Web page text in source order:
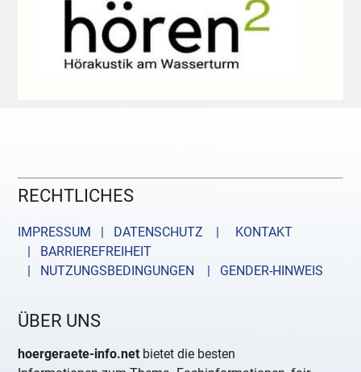
RECHTLICHES
IMPRESSUM | DATENSCHUTZ |
KONTAKT
| BARRIEREFREIHEIT
| NUTZUNGSBEDINGUNGEN
| GENDER-HINWEIS
ÜBER UNS
hoergeraete-info.net bietet die besten